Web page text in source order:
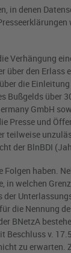
in denen
Verhängung
den Erlass
die
über
GmbH
und
teilweise
der BlnBDI
haben.
in welchen
der
die Nennung
BNetzA
v.
zu erwarten.